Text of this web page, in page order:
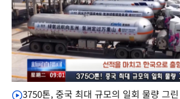
3750톤, 중국 최대 규모의 일회 물량 그